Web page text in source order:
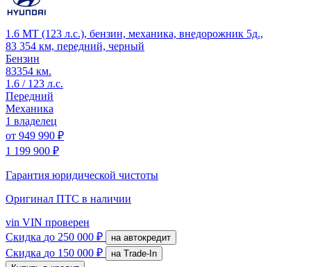
1.6 MT (123 л.с.), бензин, механика, внедорожник 5д.,
83 354 км, передний, черный
Бензин
83354 км.
1.6 / 123 л.с.
Передний
Механика
1 владелец
от 949 990 ₽
1 199 900 ₽
Гарантия юридической чистоты
Оригинал ПТС в наличии
vin VIN проверен
Скидка до 250 000 ₽ на автокредит
Скидка до 150 000 ₽
на Trade-In